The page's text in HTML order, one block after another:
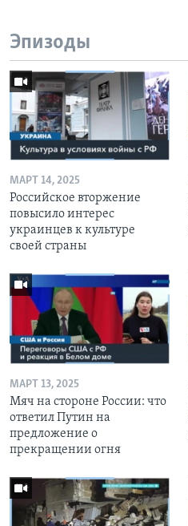
Эпизоды
МАРТ 14, 2025
Российское вторжение
повысило интерес
украинцев к культуре
своей страны
МАРТ 13, 2025
Мяч на стороне России: что
ответил Путин на
предложение о
прекращении огня